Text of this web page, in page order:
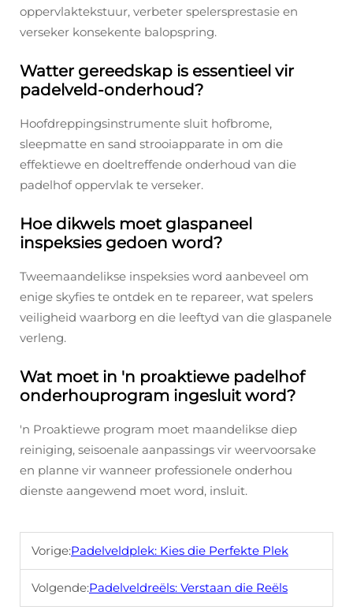
oppervlaktekstuur, verbeter spelersprestasie en
verseker konsekente balopspring.
Watter gereedskap is essentieel vir
padelveld-onderhoud?
Hoofdreppingsinstrumente sluit hofbrome,
sleepmatte en sand strooiapparate in om die
effektiewe en doeltreffende onderhoud van die
padelhof oppervlak te verseker.
Hoe dikwels moet glaspaneel
inspeksies gedoen word?
Tweemaandelikse inspeksies word aanbeveel om
enige skyfies te ontdek en te repareer, wat spelers
veiligheid waarborg en die leeftyd van die glaspanele
verleng.
Wat moet in 'n proaktiewe padelhof
onderhouprogram ingesluit word?
'n Proaktiewe program moet maandelikse diep
reiniging, seisoenale aanpassings vir weervoorsake
en planne vir wanneer professionele onderhou
dienste aangewend moet word, insluit.
Vorige:Padelveldplek: Kies die Perfekte Plek
Volgende:Padelveldreëls: Verstaan die Reëls